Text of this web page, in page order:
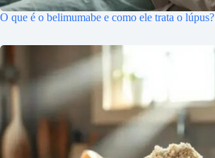
O que é o belimumabe e como ele trata o lúpus?